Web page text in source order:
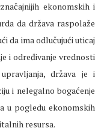
ekonomskih i
da država raspolaže
da ima odlučujući uticaj
i određivanje vrednosti
država je i
i nelegalno bogaćenje
u pogledu ekonomskih
resursa.